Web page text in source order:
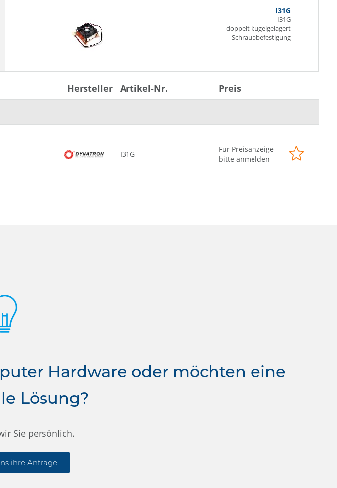
I31G
I31G
doppelt kugelgelagert
Schraubbefestigung
Hersteller Artikel-Nr. Preis
I31G
Für Preisanzeige
bitte anmelden
Hardware oder möchten eine
Lösung?
Sie persönlich.
ihre Anfrage